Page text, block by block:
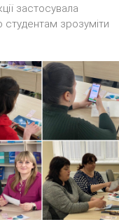
застосувала
студентам зрозуміти